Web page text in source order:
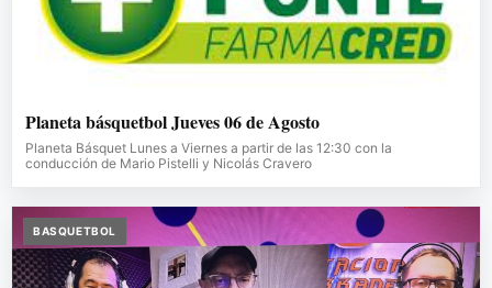
Planeta básquetbol Jueves 06 de Agosto
Planeta Básquet Lunes a Viernes a partir de las 12:30 con la
conducción de Mario Pistelli y Nicolás Cravero
BASQUETBOL